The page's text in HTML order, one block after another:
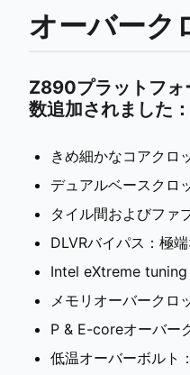
オーバーク
Z890プラットフォ
数追加されました：
きめ細かなコアクロ
デュアルベースクロ
タイル間およびファ
DLVRバイパス：極
Intel eXtreme
メモリオーバークロ
P & E-coreオーバー
低温オーバーボルト